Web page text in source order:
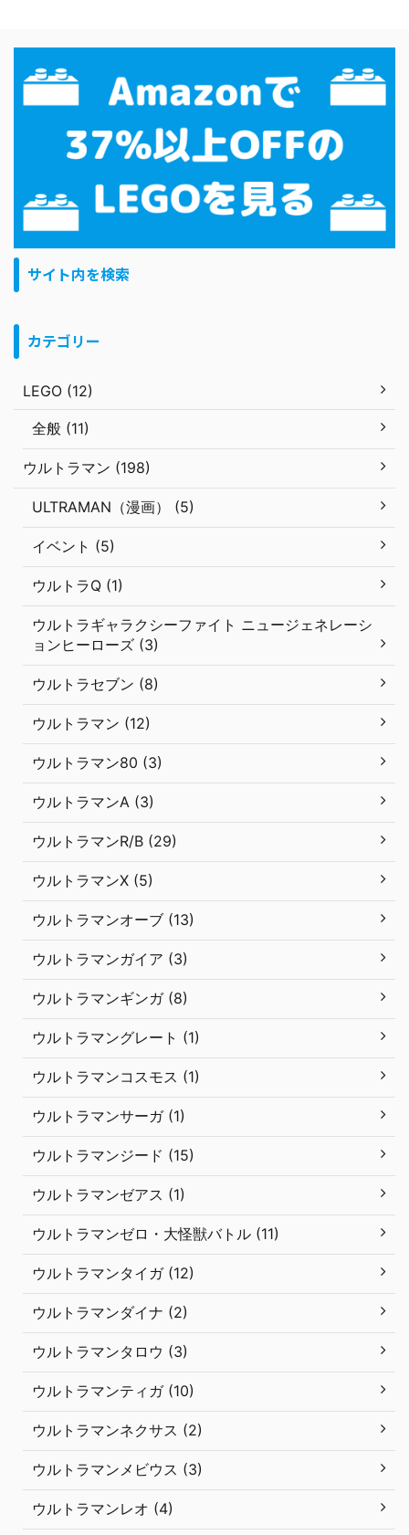
サイト内を検索
カテゴリー
LEGO (12)
全般 (11)
ウルトラマン (198)
ULTRAMAN（漫画） (5)
イベント (5)
ウルトラQ (1)
ウルトラギャラクシーファイト ニュージェネレーシ
ョンヒーローズ (3)
ウルトラセブン (8)
ウルトラマン (12)
ウルトラマン80 (3)
ウルトラマンA (3)
ウルトラマンR/B (29)
ウルトラマンX (5)
ウルトラマンオーブ (13)
ウルトラマンガイア (3)
ウルトラマンギンガ (8)
ウルトラマングレート (1)
ウルトラマンコスモス (1)
ウルトラマンサーガ (1)
ウルトラマンジード (15)
ウルトラマンゼアス (1)
ウルトラマンゼロ・大怪獣バトル (11)
ウルトラマンタイガ (12)
ウルトラマンダイナ (2)
ウルトラマンタロウ (3)
ウルトラマンティガ (10)
ウルトラマンネクサス (2)
ウルトラマンメビウス (3)
ウルトラマンレオ (4)